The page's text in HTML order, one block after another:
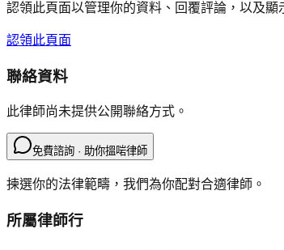
認領此頁面以管理你的資料、回覆評論，以及顯
認領此頁面
聯絡資料
此律師尚未提供公開聯絡方式。
免費諮詢 · 助你搵啱律師
揀選你的法律範疇，我們為你配對合適律師。
所屬律師行